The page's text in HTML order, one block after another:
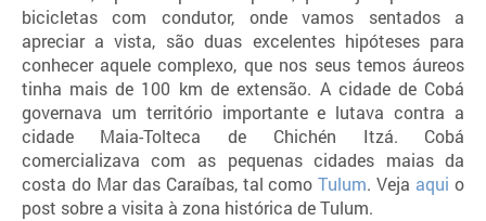
bicicletas com condutor, onde vamos sentados a
apreciar a vista, são duas excelentes hipóteses para
conhecer aquele complexo, que nos seus temos áureos
tinha mais de 100 km de extensão. A cidade de Cobá
governava um território importante e lutava contra a
cidade Maia-Tolteca de Chichén Itzá. Cobá
comercializava com as pequenas cidades maias da
costa do Mar das Caraíbas, tal comoTulum. Veja aqui o
post sobre a visita à zona histórica de Tulum.